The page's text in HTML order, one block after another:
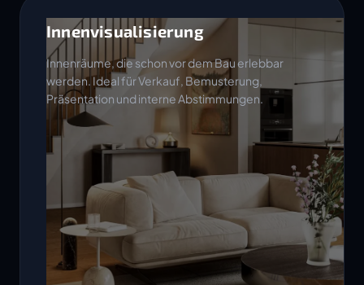
Innenvisualisierung
Innenräume, die schon vor dem Bau erlebbar
werden. Ideal für Verkauf, Bemusterung,
Präsentation und interne Abstimmungen.